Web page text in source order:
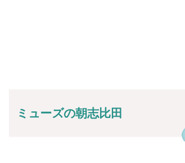
ミューズの朝志比田